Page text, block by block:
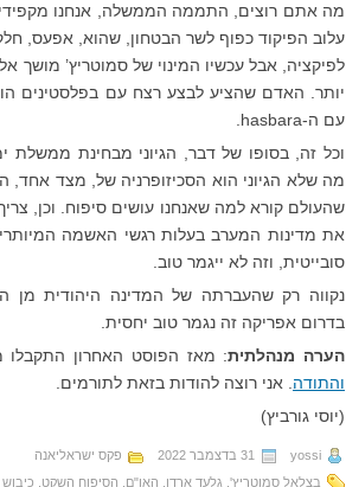
מה אתם רוצים, התממה הממשלה, אנחנו מקפידים
עלוב הפיקוד כפוף לשר הבטחון, שהוא,
לפיקציה, אבל עכשיו המינוי של סמוטריץ’
יותר. האדם שהציע לבצע רצח עם בפלסטינים
עם ה-hasbara.
וכל זה, בסופו של דבר, הגיוני מבחינת ממשלת
מה שלא הגיוני הוא הסכיזופרניה של, מצד אחד,
שהעולם קורא למה שאנחנו עושים סיפוח. וכן,
את מדינות המערב בעלות רגשי האשמה
סובייטית, וזה לא ייגמר טוב.
נקווה רק שהעברתה של המדינה היהודית מן
בדרום אפריקה זה נגמר טוב יחסית.
הערה מנהלתית: מאז הפוסט האחרון התקבלו
והתודה . אני רוצה להודות בזאת לתורמים.
(יוסי גורביץ)
yossi 31 בדצמבר 2022
פקס ישראליאנה
בצלאל סמוטריץ' גלעד ארדן האו"ם הסיפוח השקט כיבוש